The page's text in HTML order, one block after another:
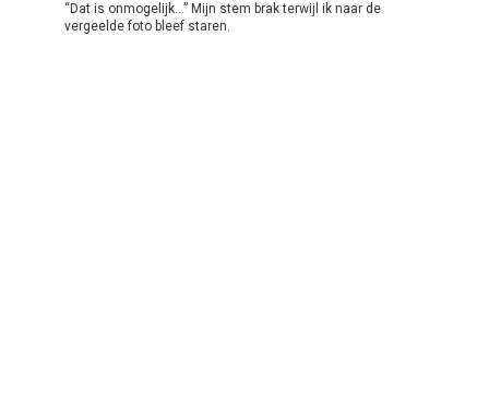
“Dat is onmogelijk…” Mijn stem brak terwijl ik naar de
vergeelde foto bleef staren.